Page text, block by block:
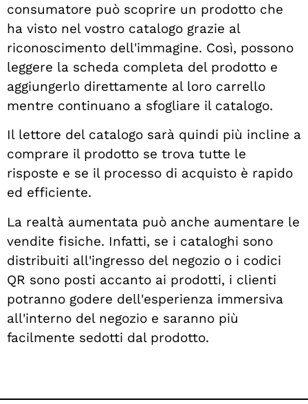
consumatore può scoprire un prodotto che
ha visto nel vostro catalogo grazie al
riconoscimento dell'immagine. Così, possono
leggere la scheda completa del prodotto e
aggiungerlo direttamente al loro carrello
mentre continuano a sfogliare il catalogo.
Il lettore del catalogo sarà quindi più incline a
comprare il prodotto se trova tutte le
risposte e se il processo di acquisto è rapido
ed efficiente.
La realtà aumentata può anche aumentare le
vendite fisiche. Infatti, se i cataloghi sono
distribuiti all'ingresso del negozio o i codici
QR sono posti accanto ai prodotti, i clienti
potranno godere dell'esperienza immersiva
all'interno del negozio e saranno più
facilmente sedotti dal prodotto.